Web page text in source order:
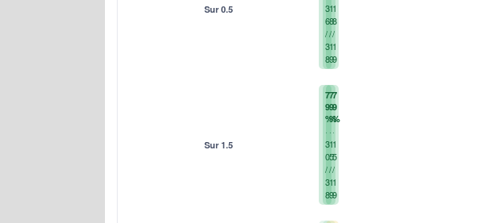
Sur 0.5
3
6
/
3
8
1
8
/
1
9
1
8
/
1
9
Sur 1.5
7
9
%
3
0
/
3
8
7
9
%
1
5
/
1
9
7
9
%
1
5
/
1
9